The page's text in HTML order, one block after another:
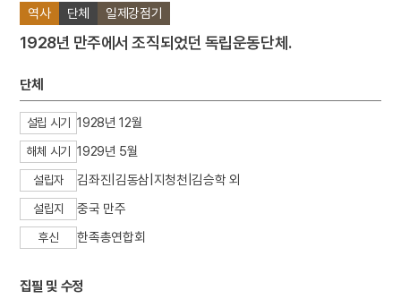
7
단종실록
8 해동제국기
10 세조
1 금성대군
2 농악
3 판소리
4
25의용단
5 격음
역사 단체 일제강점기
1928년 만주에서 조직되었던 독립운동단체.
단체
설립 시기 1928년 12월
해체 시기 1929년 5월
설립자 김좌진|김동삼|지청천|김승학 외
설립지 중국 만주
후신 한족총연합회
집필 및 수정